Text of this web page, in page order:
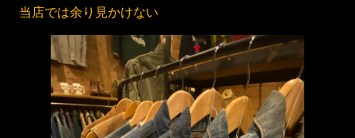
当店では余り見かけない